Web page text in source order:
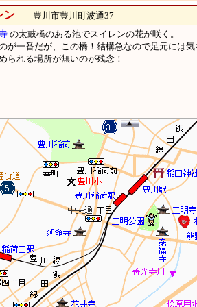
ン豊川市豊川町波通37
の太鼓橋のある池でスイレンの花が咲く。
が一番だが、この橋！結構急なので足元には
られる場所が無いのが残念！